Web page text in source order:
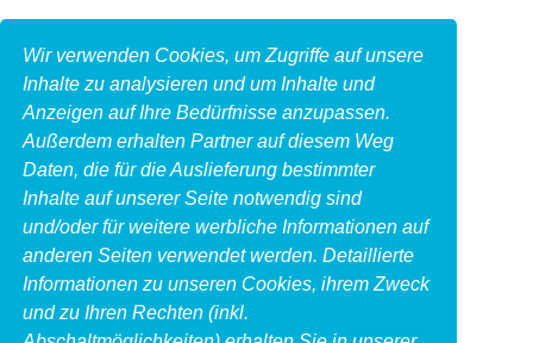
Wir verwenden Cookies, um Zugriffe auf unsere
Inhalte zu analysieren und um Inhalte und
Anzeigen auf Ihre Bedürfnisse anzupassen.
Außerdem erhalten Partner auf diesem Weg
Daten, die für die Auslieferung bestimmter
Inhalte auf unserer Seite notwendig sind
und/oder für weitere werbliche Informationen auf
anderen Seiten verwendet werden. Detaillierte
Informationen zu unseren Cookies, ihrem Zweck
und zu Ihren Rechten (inkl.
Kontakt